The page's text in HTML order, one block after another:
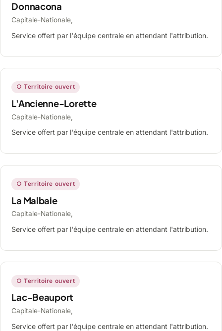
Donnacona
Capitale-Nationale,
Service offert par l'équipe centrale en attendant l'attribution.
○ Territoire ouvert
L'Ancienne-Lorette
Capitale-Nationale,
Service offert par l'équipe centrale en attendant l'attribution.
○ Territoire ouvert
La Malbaie
Capitale-Nationale,
Service offert par l'équipe centrale en attendant l'attribution.
○ Territoire ouvert
Lac-Beauport
Capitale-Nationale,
Service offert par l'équipe centrale en attendant l'attribution.